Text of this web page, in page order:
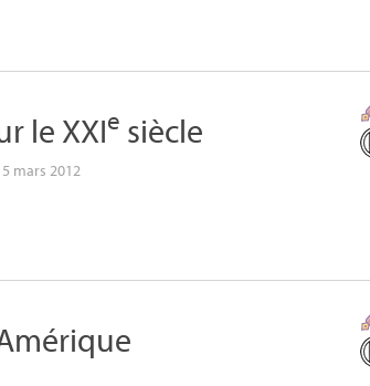
le XXIe siècle
5 mars 2012